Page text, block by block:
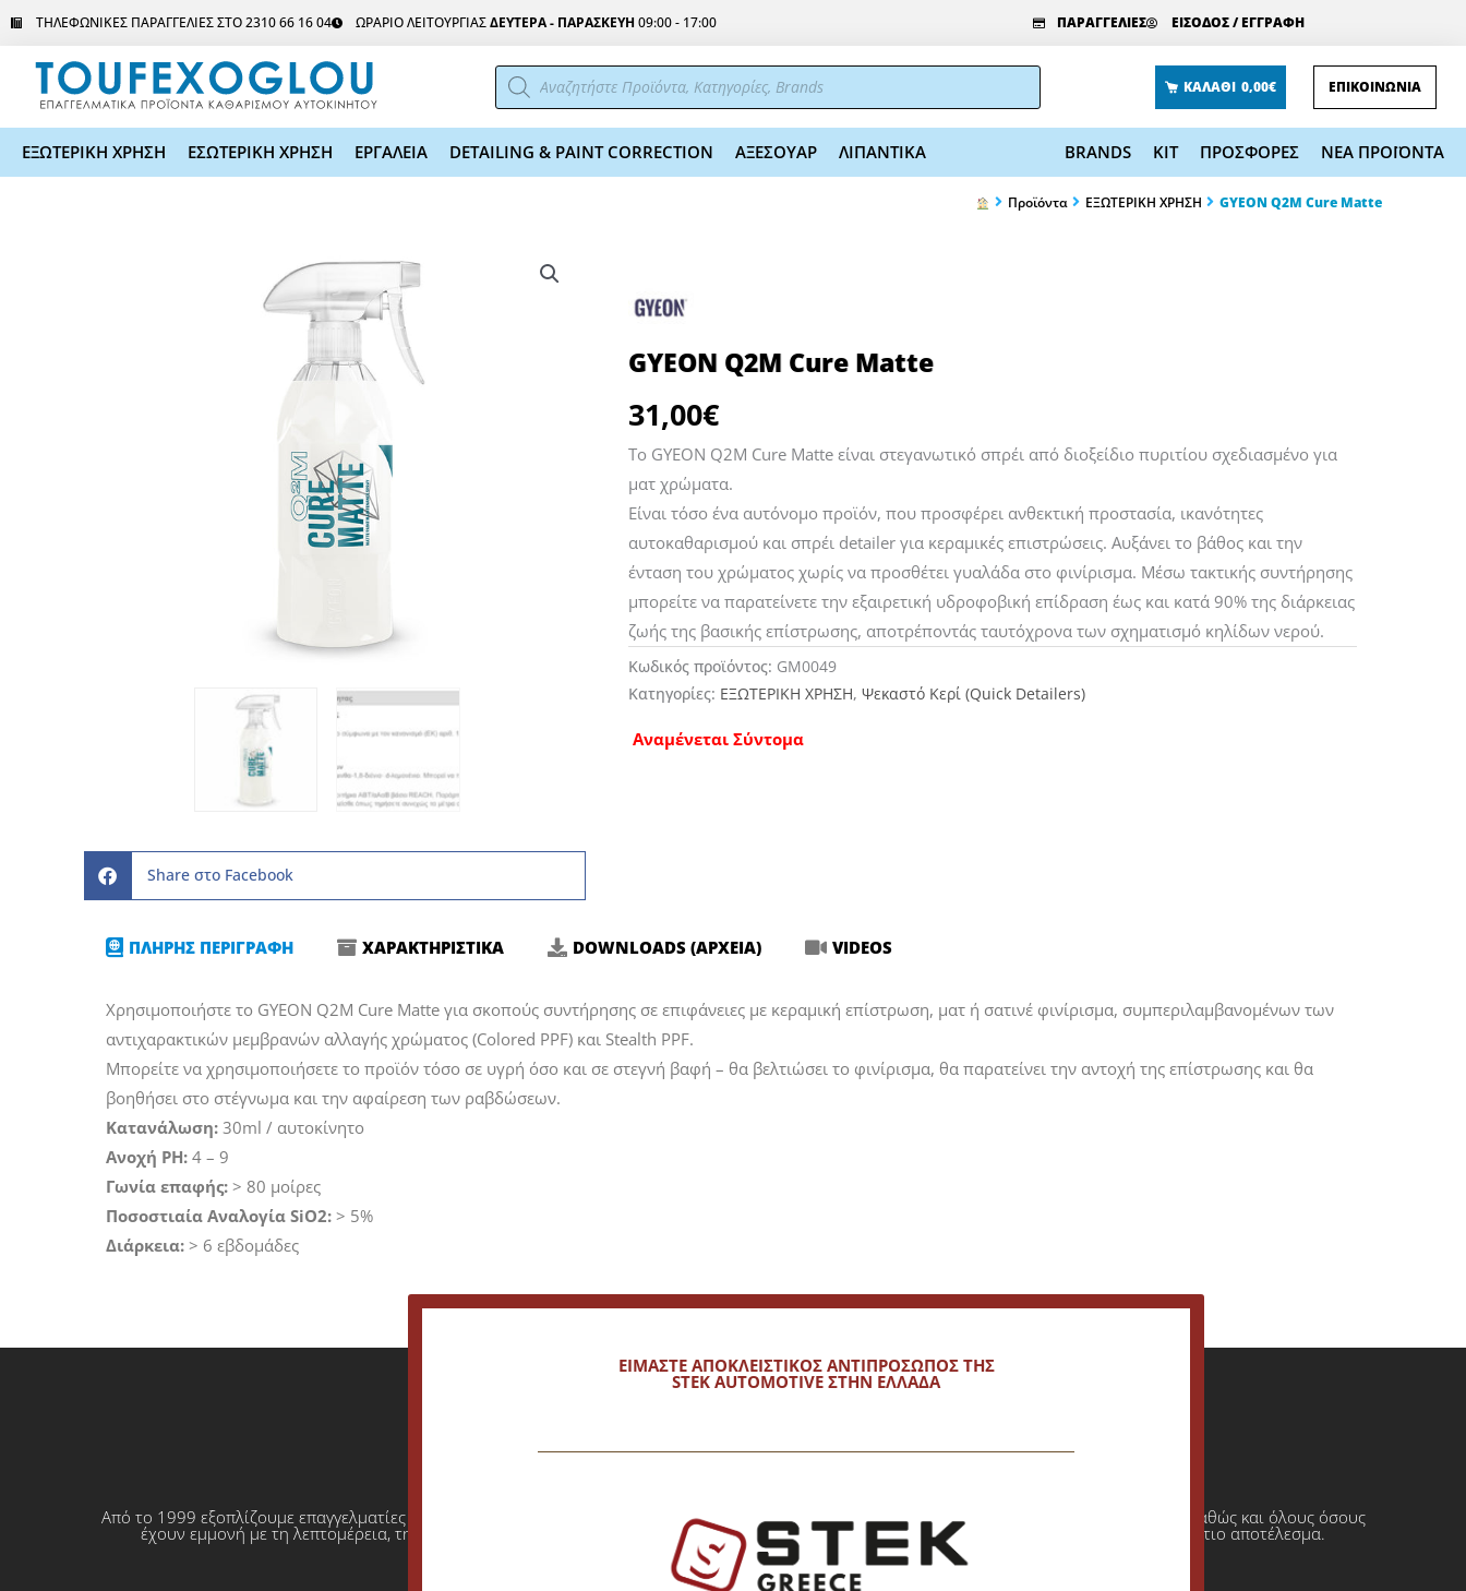
Μετάβαση
περιεχόμενο
ΤΗΛΕΦΩΝΙΚΕΣ ΠΑΡΑΓΓΕΛΙΕΣ ΣΤΟ 2310 66 16 04 ΩΡΑΡΙΟ ΛΕΙΤΟΥΡΓΙΑΣΔΕΥΤΕΡΑ - ΠΑΡΑΣΚΕΥΗ 09:00 - 17:00 ΠΑΡΑΓΓΕΛΙΕΣ ΕΙΣΟΔΟΣ / ΕΓΓΡΑΦΗ
Αναζήτηση
προϊόντων ΚΑΛΑΘΙ 0,00€ ΕΠΙΚΟΙΝΩΝΙΑ
ΕΞΩΤΕΡΙΚΗ ΧΡΗΣΗ ΕΣΩΤΕΡΙΚΗ ΧΡΗΣΗ ΕΡΓΑΛΕΙΑ DETAILING & PAINT CORRECTION ΑΞΕΣΟΥΑΡ ΛΙΠΑΝΤΙΚΑ BRANDS KIT ΠΡΟΣΦΟΡΕΣ ΝΕΑ ΠΡΟΪΟΝΤΑ
Προϊόντα ΕΞΩΤΕΡΙΚΗ ΧΡΗΣΗ GYEON Q2M Cure Matte
Share στο Facebook
GYEON Q2M Cure Matte
31,00€
Το GYEON Q2M Cure Matte είναι στεγανωτικό σπρέι από διοξείδιο πυριτίου σχεδιασμένο για
ματ χρώματα.
Είναι τόσο ένα αυτόνομο προϊόν, που προσφέρει ανθεκτική προστασία, ικανότητες
αυτοκαθαρισμού και σπρέι detailer για κεραμικές επιστρώσεις. Αυξάνει το βάθος και την
ένταση του χρώματος χωρίς να προσθέτει γυαλάδα στο φινίρισμα. Μέσω τακτικής συντήρησης
μπορείτε να παρατείνετε την εξαιρετική υδροφοβική επίδραση έως και κατά 90% της διάρκειας
ζωής της βασικής επίστρωσης, αποτρέποντάς ταυτόχρονα των σχηματισμό κηλίδων νερού.
Κωδικός προϊόντος: GM0049
Κατηγορίες: ΕΞΩΤΕΡΙΚΗ ΧΡΗΣΗ, Ψεκαστό Κερί (Quick Detailers)
Αναμένεται Σύντομα
ΠΛΗΡΗΣ ΠΕΡΙΓΡΑΦΗ ΧΑΡΑΚΤΗΡΙΣΤΙΚΑ DOWNLOADS (ΑΡΧΕΙΑ) VIDEOS
Χρησιμοποιήστε το GYEON Q2M Cure Matte για σκοπούς συντήρησης σε επιφάνειες με κεραμική επίστρωση, ματ ή σατινέ φινίρισμα, συμπεριλαμβανομένων των
αντιχαρακτικών μεμβρανών αλλαγής χρώματος (Colored PPF) και Stealth PPF.
Μπορείτε να χρησιμοποιήσετε το προϊόν τόσο σε υγρή όσο και σε στεγνή βαφή – θα βελτιώσει το φινίρισμα, θα παρατείνει την αντοχή της επίστρωσης και θα
βοηθήσει στο στέγνωμα και την αφαίρεση των ραβδώσεων.
Κατανάλωση: 30ml / αυτοκίνητο
Ανοχή PH: 4 – 9
Γωνία επαφής: > 80 μοίρες
Ποσοστιαία Αναλογία SiO2: > 5%
Διάρκεια: > 6 εβδομάδες
Από το 1999 εξοπλίζουμε επαγγελματίες που θέλουν να ξεχωρίσουν και ασχολούνται με πλυντήρια αυτοκινήτων και πρατήρια υγρών καυσίμων καθώς και όλους όσους
έχουν εμμονή με τη λεπτομέρεια, την απόλυτη καθαριότητα, απαιτούν επιμέλεια στην εμφάνιση και δίνουν έμφαση πάντοτε σε ένα τελικό άρτιο αποτέλεσμα.
ΕΙΜΑΣΤΕ ΑΠΟΚΛΕΙΣΤΙΚΟΣ ΑΝΤΙΠΡΟΣΩΠΟΣ ΤΗΣ
STEK AUTOMOTIVE ΣΤΗΝ ΕΛΛΑΔΑ